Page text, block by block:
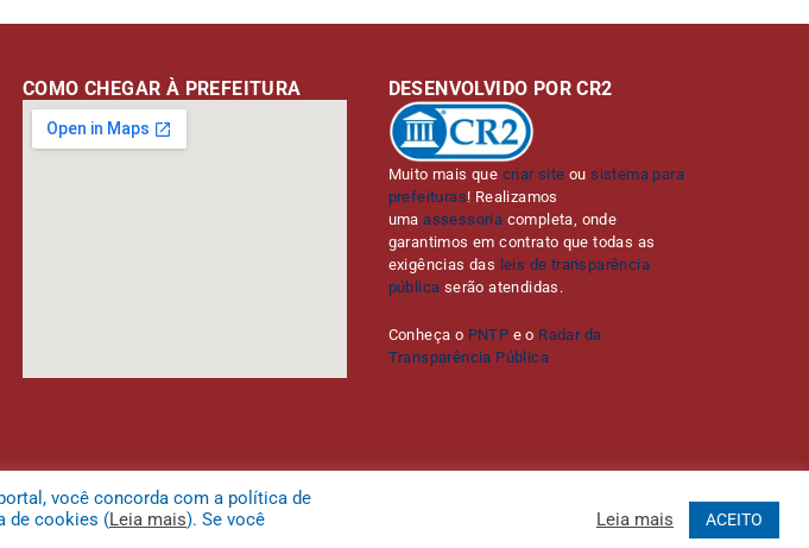
COMO CHEGAR À PREFEITURA DESENVOLVIDO POR CR2
Muito mais que criar site ousistema para
prefeituras! Realizamos
umaassessoria completa, onde
garantimos em contrato que todas as
exigências das leis de transparência
pública serão atendidas.
Conheça o PNTP e o Radar da
Transparência Pública
você concorda com a política de
de cookies (Leia mais). Se você
Leia mais ACEITO